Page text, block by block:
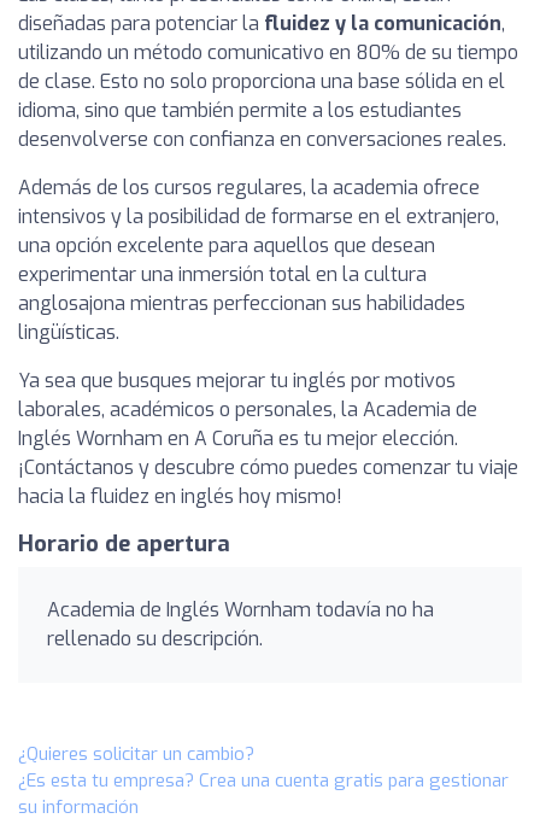
diseñadas para potenciar la fluidez y la comunicación,
utilizando un método comunicativo en 80% de su tiempo
de clase. Esto no solo proporciona una base sólida en el
idioma, sino que también permite a los estudiantes
desenvolverse con confianza en conversaciones reales.
Además de los cursos regulares, la academia ofrece
intensivos y la posibilidad de formarse en el extranjero,
una opción excelente para aquellos que desean
experimentar una inmersión total en la cultura
anglosajona mientras perfeccionan sus habilidades
lingüísticas.
Ya sea que busques mejorar tu inglés por motivos
laborales, académicos o personales, la Academia de
Inglés Wornham en A Coruña es tu mejor elección.
¡Contáctanos y descubre cómo puedes comenzar tu viaje
hacia la fluidez en inglés hoy mismo!
Horario de apertura
Academia de Inglés Wornham todavía no ha
rellenado su descripción.
¿Quieres solicitar un cambio?
¿Es esta tu empresa? Crea una cuenta gratis para gestionar
su información